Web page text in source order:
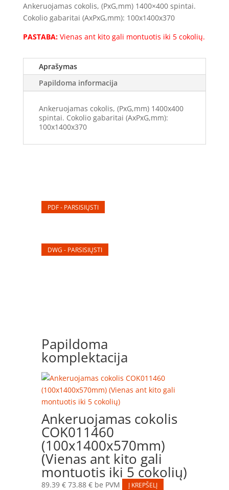
COK011440
(100x1400x370mm)
(Vienas
kito
montuotis
iki
cokolių)
Ankeruojamas cokolis, (PxG,mm) 1400×400 spintai.
Cokolio gabaritai (AxPxG,mm): 100x1400x370
PASTABA:Vienas ant kito gali montuotis iki 5 cokolių.
Aprašymas
Papildoma informacija
Ankeruojamas cokolis, (PxG,mm) 1400x400
spintai. Cokolio gabaritai (AxPxG,mm):
100x1400x370
PDF - PARSISIŲSTI
DWG - PARSISIŲSTI
Papildoma
komplektacija
Ankeruojamas cokolis
COK011460
(100x1400x570mm)
(Vienas ant kito gali
montuotis iki 5 cokolių)
89.39 € 73.88 €be PVM Į KREPŠELĮ